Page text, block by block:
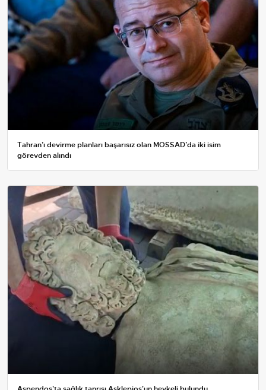
Tahran’ı devirme planları başarısız olan MOSSAD’da iki isim
görevden alındı